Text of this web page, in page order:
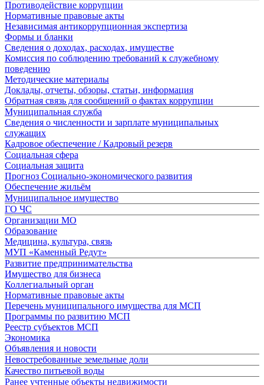
Противодействие коррупции
Нормативные правовые акты
Независимая антикоррупционная экспертиза
Формы и бланки
Сведения о доходах, расходах, имуществе
Комиссия по соблюдению требований к служебному
поведению
Методические материалы
Доклады, отчеты, обзоры, статьи, информация
Обратная связь для сообщений о фактах коррупции
Муниципальная служба
Сведения о численности и зарплате муниципальных
служащих
Кадровое обеспечение / Кадровый резерв
Социальная сфера
Социальная защита
Прогноз Социально-экономического развития
Обеспечение жильём
Муниципальное имущество
ГО ЧС
Организации МО
Образование
Медицина, культура, связь
МУП «Каменный Редут»
Развитие предпринимательства
Имущество для бизнеса
Коллегиальный орган
Нормативные правовые акты
Перечень муниципального имущества для МСП
Программы по развитию МСП
Реестр субъектов МСП
Экономика
Объявления и новости
Невостребованные земельные доли
Качество питьевой воды
Ранее учтенные объекты недвижимости